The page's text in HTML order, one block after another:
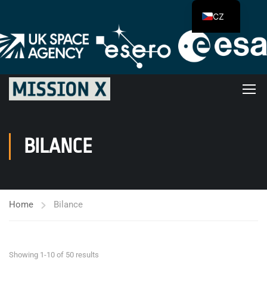
BILANCE
Home Bilance
Showing 1-10 of 50 results
CZ